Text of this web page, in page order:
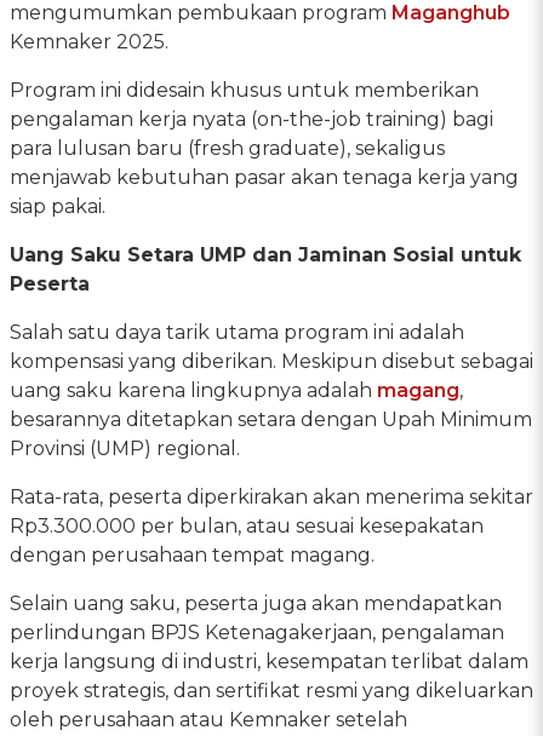
mengumumkan pembukaan program Maganghub
Kemnaker 2025.
Program ini didesain khusus untuk memberikan
pengalaman kerja nyata (on-the-job training) bagi
para lulusan baru (fresh graduate), sekaligus
menjawab kebutuhan pasar akan tenaga kerja yang
siap pakai.
Uang Saku Setara UMP dan Jaminan Sosial untuk
Peserta
Salah satu daya tarik utama program ini adalah
kompensasi yang diberikan. Meskipun disebut sebagai
uang saku karena lingkupnya adalah magang,
besarannya ditetapkan setara dengan Upah Minimum
Provinsi (UMP) regional.
Rata-rata, peserta diperkirakan akan menerima sekitar
Rp3.300.000 per bulan, atau sesuai kesepakatan
dengan perusahaan tempat magang.
Selain uang saku, peserta juga akan mendapatkan
perlindungan BPJS Ketenagakerjaan, pengalaman
kerja langsung di industri, kesempatan terlibat dalam
proyek strategis, dan sertifikat resmi yang dikeluarkan
oleh perusahaan atau Kemnaker setelah